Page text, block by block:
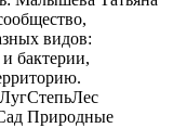
видов:
бактерии,
Природные